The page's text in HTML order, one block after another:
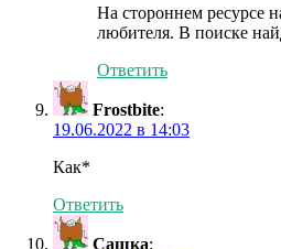
На стороннем ресурсе
любителя. В поиске
Ответить
Frostbite:
19.06.2022 в 14:03
Как*
Ответить
Сашка: